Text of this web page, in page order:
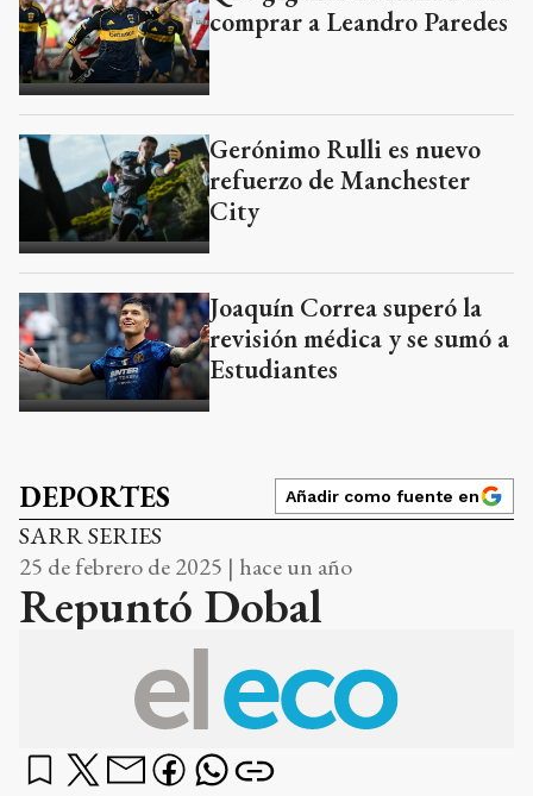
comprar a Leandro Paredes
Gerónimo Rulli es nuevo
refuerzo de Manchester
City
Joaquín Correa superó la
revisión médica y se sumó a
Estudiantes
DEPORTES Añadir como fuente en
SARR SERIES
25 de febrero de 2025 | hace un año
Repuntó Dobal